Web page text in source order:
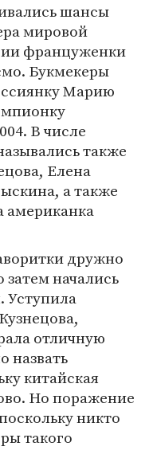
шансы
мировой
француженки
Букмекеры
Марию
В числе
также
Елена
а также
американка
дружно
начались
отличную
назвать
китайская
Но поражение
никто
такого